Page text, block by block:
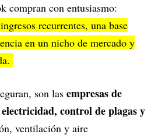
compran con entusiasmo:
recurrentes, una base
en un nicho de mercado y
son las empresas de
control de plagas y
ventilación y aire